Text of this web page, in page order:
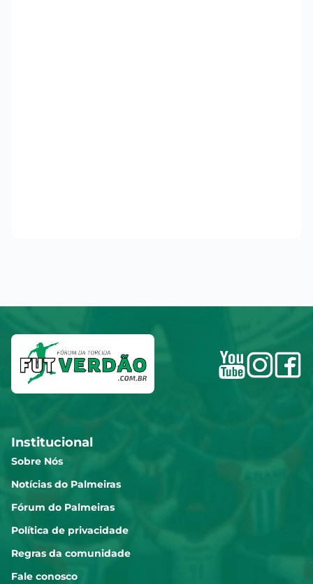
Institucional
Sobre Nós
Notícias do Palmeiras
Fórum do Palmeiras
Política de privacidade
Regras da comunidade
Fale conosco